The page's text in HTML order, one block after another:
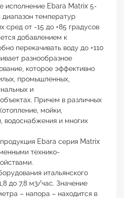
исполнение Ebara Matrix 5-
температур
сред от -15 до +85 градусов
добавлением к
перекачивать воду до +110
разнообразное
которое эффективно
промышленных,
и
Причем в различных
мойки,
водоснабжения и многих
Ebara серия Matrix
технико-
итальянского
до 7,8 м3/час. Значение
– напора – находится в